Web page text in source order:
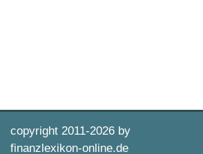
copyright 2011-2026 by
finanzlexikon-online.de